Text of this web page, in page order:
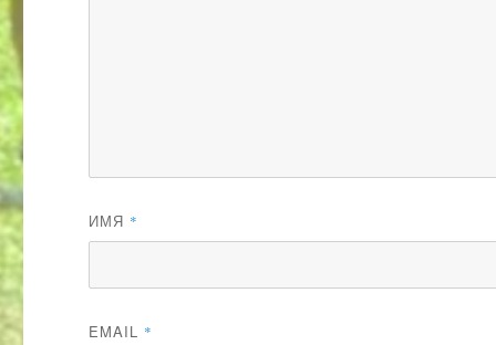
ИМЯ *
EMAIL *